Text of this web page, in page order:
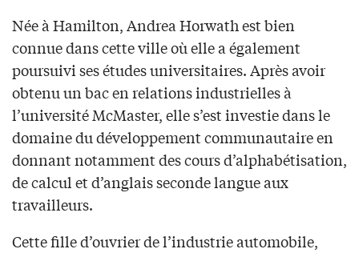
Née à Hamilton, Andrea Horwath est bien
connue dans cette ville où elle a également
poursuivi ses études universitaires. Après avoir
obtenu un bac en relations industrielles à
l’université McMaster, elle s’est investie dans le
domaine du développement communautaire en
donnant notamment des cours d’alphabétisation,
de calcul et d’anglais seconde langue aux
travailleurs.
Cette fille d’ouvrier de l’industrie automobile,